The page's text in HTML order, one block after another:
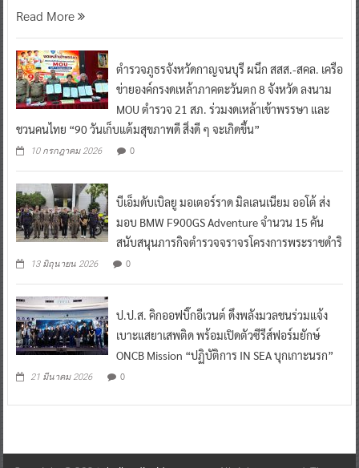
Read More
ตำรวจภูธรจังหวัดกาญจนบุรี ผนึก สสส.-สคล. เครือ
ข่ายองค์กรงดเหล้าภาคตะวันตก 8 จังหวัด ลงนาม
MOU ตำรวจ 21 สภ. ร่วมงดเหล้าเข้าพรรษา และ
ชวนคนไทย “90 วันเก็บแต้มสุขภาพดี สิ่งดี ๆ จะเกิดขึ้น”
10 กรกฎาคม 2026 0
บีเอ็มดับเบิลยู มอเตอร์ราด มิลเลนเนียม ออโต้ ส่ง
มอบ BMW F900GS Adventure จำนวน 15 คัน
สนับสนุนภารกิจตำรวจจราจรโครงการพระราชดำริ
13 มิถุนายน 2026 0
ป.ป.ส. คิกออฟบิ๊กอีเวนต์ ดึงพลังมวลชนร่วมแจ้ง
เบาะแสยาเสพติด พร้อมเปิดตัวซีรีส์ฟอร์มยักษ์
ONCB Mission “ปฏิบัติการ IN SEA บุกเกาะนรก”
21 มีนาคม 2026 0